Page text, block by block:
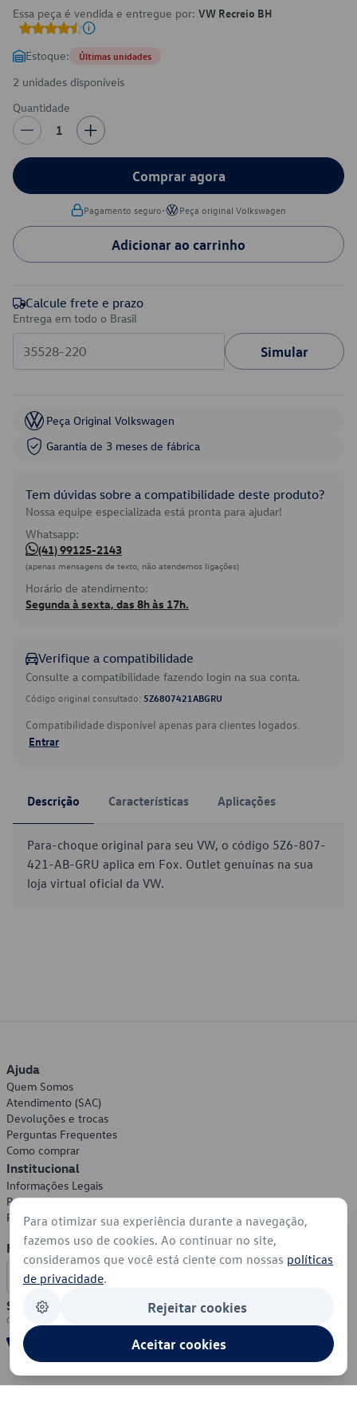
Essa peça é vendida e entregue por: VW Recreio BH
Estoque: Últimas unidades
2 unidades disponíveis
Quantidade
1
Comprar agora
Pagamento seguro• Peça original Volkswagen
Adicionar ao carrinho
Calcule frete e prazo
Entrega em todo o Brasil
Simular
Peça Original Volkswagen
Garantia de 3 meses de fábrica
Tem dúvidas sobre a compatibilidade deste produto?
Nossa equipe especializada está pronta para ajudar!
Whatsapp:
(41) 99125-2143
(apenas mensagens de texto, não atendemos ligações)
Horário de atendimento:
Segunda à sexta, das 8h às 17h.
Verifique a compatibilidade
Consulte a compatibilidade fazendo login na sua conta.
Código original consultado: 5Z6807421ABGRU
Compatibilidade disponível apenas para clientes logados.
Entrar
Descrição Características Aplicações
Para-choque original para seu VW, o código 5Z6-807-
421-AB-GRU aplica em Fox. Outlet genuínas na sua
loja virtual oficial da VW.
Ajuda
Quem Somos
Atendimento (SAC)
Devoluções e trocas
Perguntas Frequentes
Como comprar
Institucional
Informações Legais
Política de Privacidade
Política de Cookies
Formas de Pagamento
Segurança
Para otimizar sua experiência durante a navegação,
fazemos uso de cookies. Ao continuar no site,
consideramos que você está ciente com nossas políticas
de privacidade.
Rejeitar cookies
Aceitar cookies